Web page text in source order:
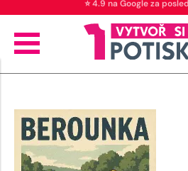
⭐ 4.9 na Google za